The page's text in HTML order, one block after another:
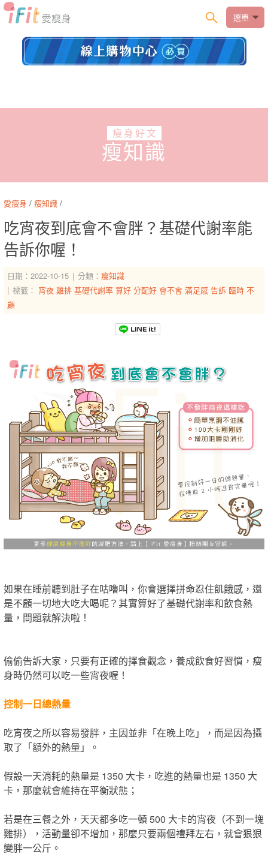
選單
瘦身好文
瘦知識
愛瘦身 / 瘦知識 /
吃宵夜到底會不會胖？基礎代謝率能
告訴你喔！
日期：2022-10-15 分類： 瘦知識
標籤： 宵夜 雞排 基礎代謝率 算好 分配好 會不會 滿足感 告訴 臨時 不
顧
如果在睡前聽到肚子在咕嚕叫，你會選擇拼命忍住飢餓感，還
是不顧一切地大吃大喝呢？其實算好了基礎代謝率和飲食熱
量，問題就解決啦！
偷偷告訴大家，只要有正確的擇食觀念，養成飲食好習慣，瘦
身時仍然可以吃一些宵夜喔！
控制一日總熱量
吃宵夜之所以容易發胖，主因並非「在晚上吃」，而是因為攝
取了「額外的熱量」。
假設一天消耗的熱量是 1350 大卡，吃進的熱量也是 1350 大
卡，那麼就會維持在平衡狀態；
若是在三餐之外，天天都多吃一頓 500 大卡的宵夜（不到一塊
雞排），活動量卻不增加，那麼只要兩個禮拜左右，就會狠狠
變胖一公斤。